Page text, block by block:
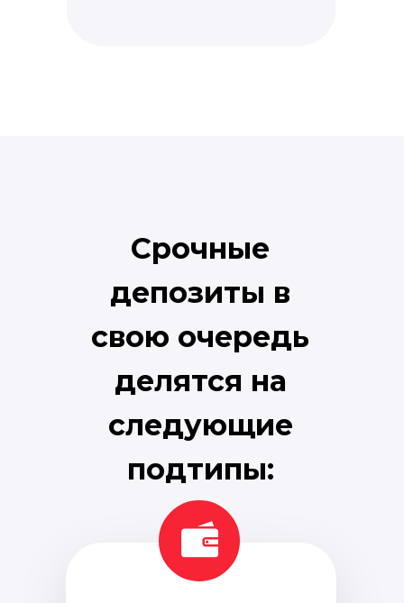
Срочные
депозиты в
свою очередь
делятся на
следующие
подтипы: